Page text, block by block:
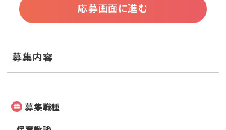
応募画面に進む
募集内容
募集職種